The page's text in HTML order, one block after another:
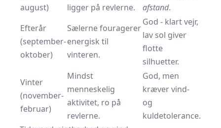
august)
ligger på revlerne.
afstand.
Efterår
(september-
oktober)
Sælerne fouragerer
energisk til
vinteren.
God - klart vejr,
lav sol giver
flotte
silhuetter.
Vinter
(november-
februar)
Mindst
menneskelig
aktivitet, ro på
revlerne.
God, men
kræver vind-
og
kuldetolerance.